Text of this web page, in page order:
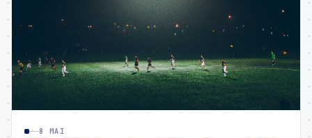
8 MAI